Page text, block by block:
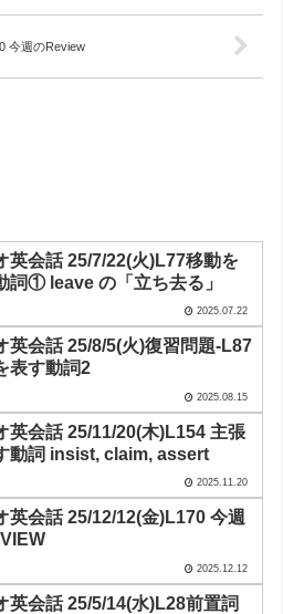
今週のReview
英会話 25/7/22(火)L77移動を
詞① leave の「立ち去る」
2025.07.22
英会話 25/8/5(火)復習問題-L87
表す動詞2
2025.08.15
英会話 25/11/20(木)L154 主張
動詞 insist, claim, assert
2025.11.20
英会話 25/12/12(金)L170 今週
2025.12.12
英会話 25/5/14(水)L28前置詞